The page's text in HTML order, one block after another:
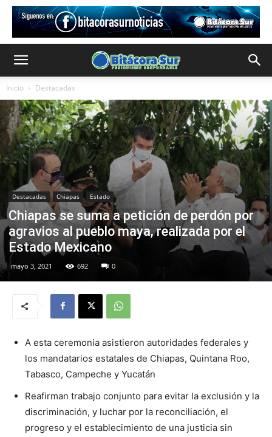
Inicio Destacadas
Destacadas Chiapas Estado
Chiapas se suma a petición de perdón por
agravios al pueblo maya, realizada por el
Estado Mexicano
mayo 3, 2021 692 0
A esta ceremonia asistieron autoridades federales y
los mandatarios estatales de Chiapas, Quintana Roo,
Tabasco, Campeche y Yucatán
Reafirman trabajo conjunto para evitar la exclusión y la
discriminación, y luchar por la reconciliación, el
progreso y el establecimiento de una justicia sin